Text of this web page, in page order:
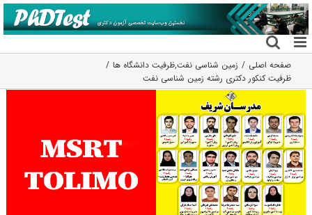
رفتن
به
محتوا
صفحه اصلی زمین شناسی نفت,ظرفیت دانشگاه ها
ظرفیت کنکور دکتری رشته زمین شناسی ﻧﻔﺖ